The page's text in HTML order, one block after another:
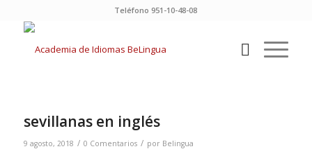
Teléfono 951-10-48-08
sevillanas en inglés
9 agosto, 2018 / 0 Comentarios / por Belingua